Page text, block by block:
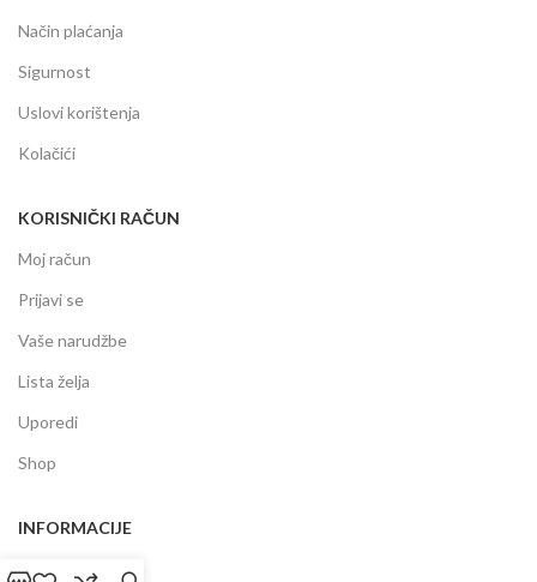
Način plaćanja
Sigurnost
Uslovi korištenja
Kolačići
KORISNIČKI RAČUN
Moj račun
Prijavi se
Vaše narudžbe
Lista želja
Uporedi
Shop
INFORMACIJE
Prodajni centar